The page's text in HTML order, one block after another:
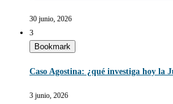
30 junio, 2026
3
Bookmark
Caso Agostina: ¿qué investiga hoy la
3 junio, 2026